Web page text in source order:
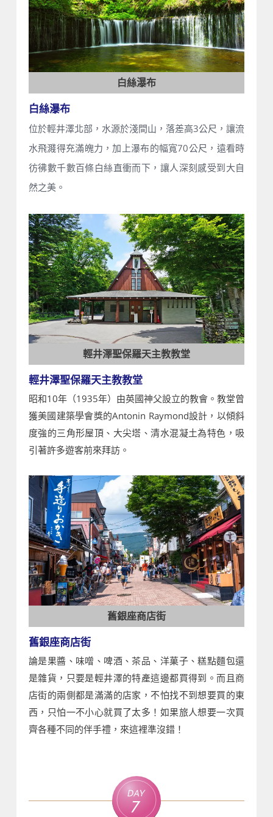
白絲瀑布
白絲瀑布
位於輕井澤北部，水源於淺間山，落差高3公尺，讓流
水飛濺得充滿魄力，加上瀑布的幅寬70公尺，遠看時
彷彿數千數百條白絲直衝而下，讓人深刻感受到大自
然之美。
輕井澤聖保羅天主教教堂
輕井澤聖保羅天主教教堂
昭和10年（1935年）由英國神父設立的教會。教堂曾
獲美國建築學會獎的Antonin Raymond設計，以傾斜
度強的三角形屋頂、大尖塔、清水混凝土為特色，吸
引著許多遊客前來拜訪。
舊銀座商店街
舊銀座商店街
論是果醬、味噌、啤酒、茶品、洋菓子、糕點麵包還
是雜貨，只要是輕井澤的特產這邊都買得到。而且商
店街的兩側都是滿滿的店家，不怕找不到想要買的東
西，只怕一不小心就買了太多！如果旅人想要一次買
齊各種不同的伴手禮，來這裡準沒錯！
Day
7